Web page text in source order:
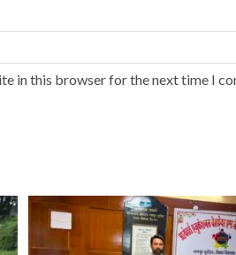
in this browser for the next time I